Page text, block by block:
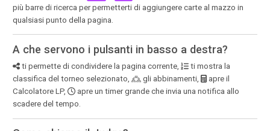
più barre di ricerca per permetterti di aggiungere carte al mazzo in
qualsiasi punto della pagina.
A che servono i pulsanti in basso a destra?
ti permette di condividere la pagina corrente,
ti mostra la
classifica del torneo selezionato,
gli abbinamenti,
apre il
Calcolatore LP,
apre un timer grande che invia una notifica allo
scadere del tempo.